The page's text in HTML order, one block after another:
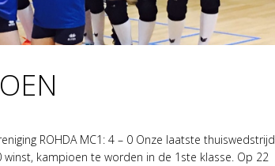
ROHDA MC1: 4 – 0 Onze laatste thuiswedstrijd
kampioen te worden in de 1ste klasse. Op 22